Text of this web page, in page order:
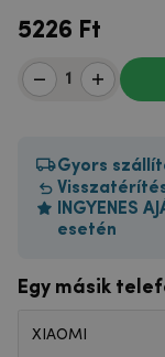
5226 Ft
Gyors
INGYENES
esetén
Egy másik
XIAOMI